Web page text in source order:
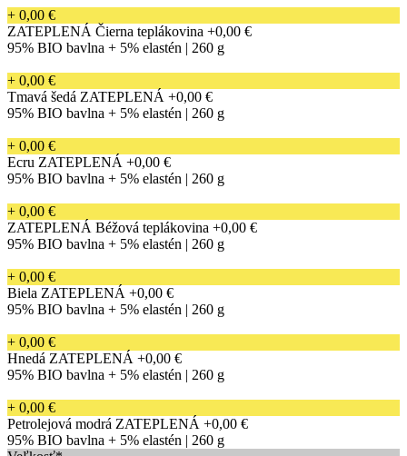
+ 0,00 €
ZATEPLENÁ Čierna teplákovina +0,00 €
95% BIO bavlna + 5% elastén | 260 g
+ 0,00 €
Tmavá šedá ZATEPLENÁ +0,00 €
95% BIO bavlna + 5% elastén | 260 g
+ 0,00 €
Ecru ZATEPLENÁ +0,00 €
95% BIO bavlna + 5% elastén | 260 g
+ 0,00 €
ZATEPLENÁ Béžová teplákovina +0,00 €
95% BIO bavlna + 5% elastén | 260 g
+ 0,00 €
Biela ZATEPLENÁ +0,00 €
95% BIO bavlna + 5% elastén | 260 g
+ 0,00 €
Hnedá ZATEPLENÁ +0,00 €
95% BIO bavlna + 5% elastén | 260 g
+ 0,00 €
Petrolejová modrá ZATEPLENÁ +0,00 €
95% BIO bavlna + 5% elastén | 260 g